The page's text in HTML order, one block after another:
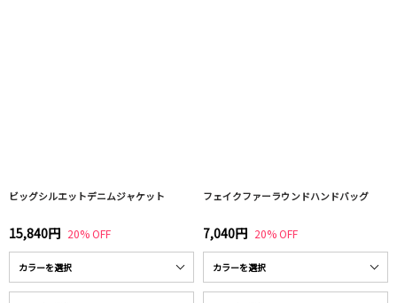
ビッグシルエットデニムジャケット
15,840円 20% OFF
フェイクファーラウンドハンドバッグ
7,040円 20% OFF